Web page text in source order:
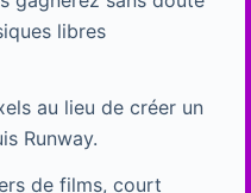
libres
au lieu de créer un
Runway.
de films, court